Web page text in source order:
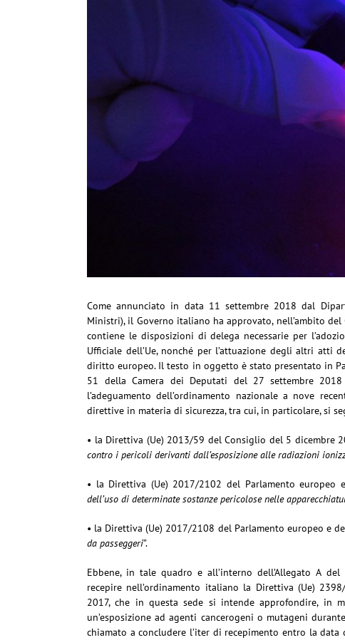
Come annunciato in data 11 settembre 2018 dal
Ministri), il Governo italiano ha approvato, nell’ambito
contiene le disposizioni di delega necessarie per
Ufficiale dell’Ue, nonché per l’attuazione degli altri atti
diritto europeo. Il testo in oggetto è stato presentato in
51 della Camera dei Deputati del 27 settembre
l’adeguamento dell’ordinamento nazionale a nove
direttive in materia di sicurezza, tra cui, in particolare, si
• la Direttiva (Ue) 2013/59 del Consiglio del 5 dicembre
contro i pericoli derivanti dall’esposizione alle radiazioni
• la Direttiva (Ue) 2017/2102 del Parlamento
dell’uso di determinate sostanze pericolose nelle
• la Direttiva (Ue) 2017/2108 del Parlamento europeo e
da passeggeri”.
Ebbene, in tale quadro e all’interno dell’Allegato A
recepire nell’ordinamento italiano la Direttiva (Ue)
2017, che in questa sede si intende approfondire,
un’esposizione ad agenti cancerogeni o mutageni
chiamato a concludere l’iter di recepimento entro la